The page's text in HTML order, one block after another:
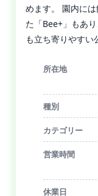
めます。 園内に
た「Bee+」もあ
も立ち寄りやすい
所在地
種別
カテゴリー
営業時間
休業日